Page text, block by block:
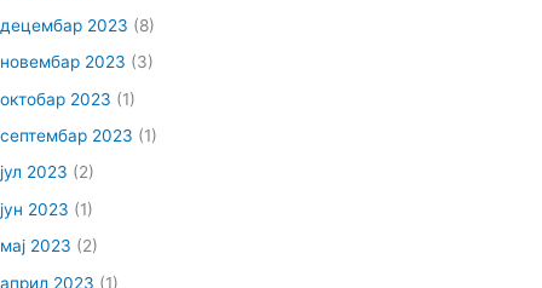
децембар 2023 (8)
новембар 2023 (3)
октобар 2023 (1)
септембар 2023 (1)
јул 2023 (2)
јун 2023 (1)
мај 2023 (2)
април 2023 (1)